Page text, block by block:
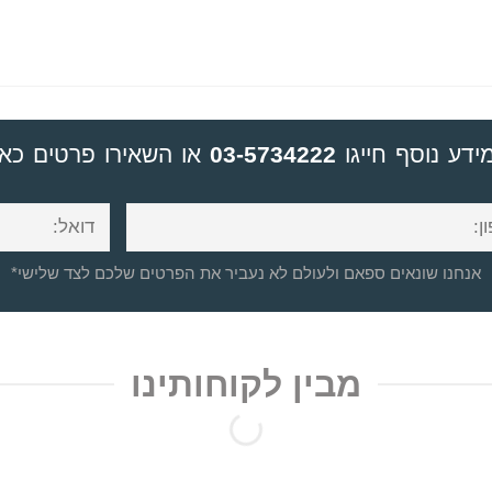
נוסף חייגו 03-5734222 או השאירו פרטים
*אנחנו שונאים ספאם ולעולם לא נעביר את הפרטים שלכם לצד שלישי
מבין לקוחותינו